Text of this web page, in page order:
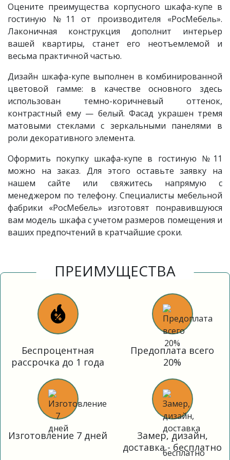
Оцените преимущества корпусного шкафа-купе в
гостиную №11от производителя «РосМебель».
Лаконичная конструкция дополнит интерьер
вашей квартиры, станет его неотъемлемой и
весьма практичной частью.
Дизайн шкафа-купе выполнен в комбинированной
цветовой гамме: в качестве основного здесь
использован темно-коричневый оттенок,
контрастный ему — белый. Фасад украшен тремя
матовыми стеклами с зеркальными панелями в
роли декоративного элемента.
Оформить покупку шкафа-купе в гостиную №11
можно на заказ. Для этого оставьте заявку на
нашем сайте или свяжитесь напрямую с
менеджером по телефону. Специалисты мебельной
фабрики «РосМебель» изготовят понравившуюся
вам модель шкафа с учетом размеров помещения и
ваших предпочтений в кратчайшие сроки.
ПРЕИМУЩЕСТВА
Беспроцентная
рассрочка до 1 года
Предоплата всего
20%
Изготовление 7 дней
Замер, дизайн,
доставка - бесплатно